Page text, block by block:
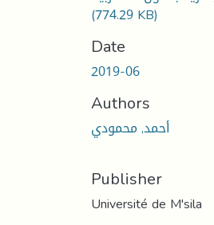
(774.29 KB)
Date
2019-06
Authors
أحمد, محمودي
Publisher
Université de M'sila